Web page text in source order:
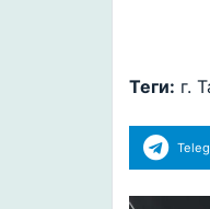
Теги: г.